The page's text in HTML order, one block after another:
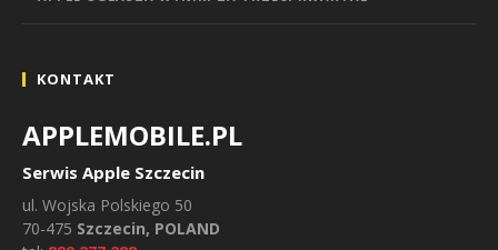
KONTAKT
APPLEMOBILE.PL
Serwis Apple Szczecin
ul. Wojska Polskiego 50
70-475 Szczecin, POLAND